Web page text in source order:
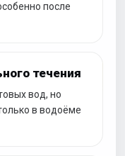
после
течения
вод, но
в водоёме